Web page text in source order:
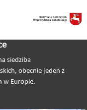
siedziba
obecnie jeden z
w Europie.